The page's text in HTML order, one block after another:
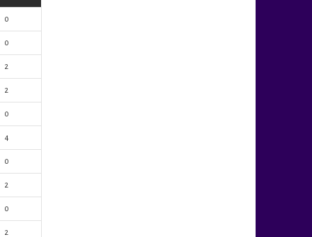
0
0
2
2
0
4
0
2
0
2